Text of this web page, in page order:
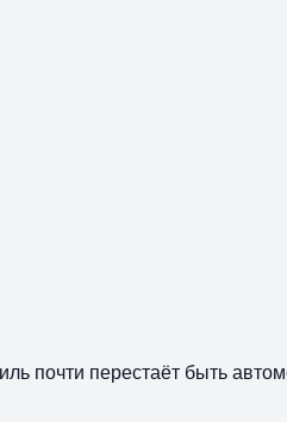
почти перестаёт быть